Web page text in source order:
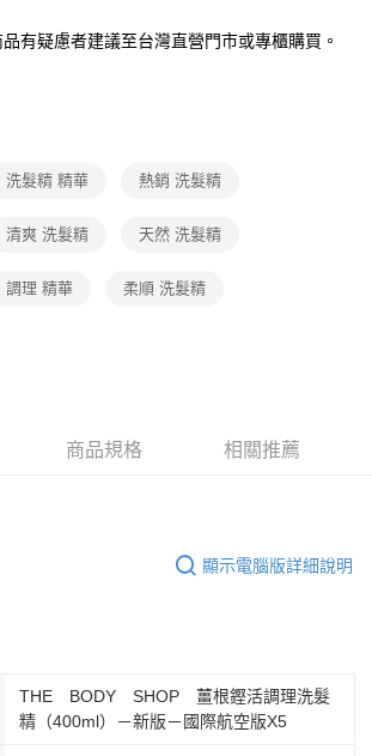
有疑慮者建議至台灣直營門市或專櫃購買。
洗髮精 精華 熱銷 洗髮精
清爽 洗髮精 天然 洗髮精
調理 精華 柔順 洗髮精
商品規格 相關推薦
顯示電腦版詳細說明
THE BODY SHOP 薑根鏗活調理洗髮
精（400ml）－新版－國際航空版X5